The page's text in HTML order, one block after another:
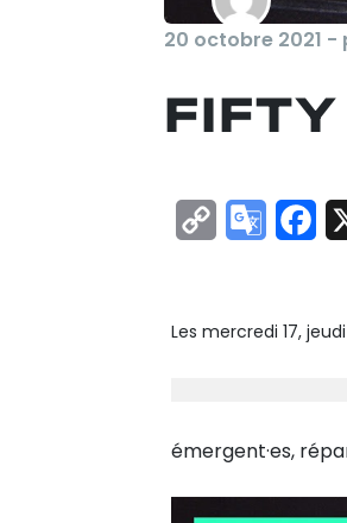
20 octobre 2021 -
Copy
Les mercredi 17,
émergent·es,